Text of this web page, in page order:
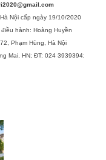
Nội cấp ngày 19/10/2020
hành: Hoàng Huyền
Phạm Hùng, Hà Nội
Mai, HN; ĐT: 024 3939394;